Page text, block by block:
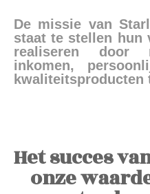
De missie van
staat te stellen hun
realiseren door
inkomen,
kwaliteitsproducten
Het succes
onze